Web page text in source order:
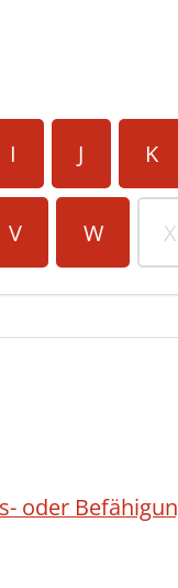
I J K
V W X
oder